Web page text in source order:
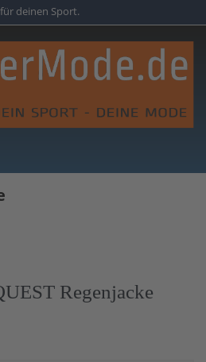
deinen Sport.
Regenjacke